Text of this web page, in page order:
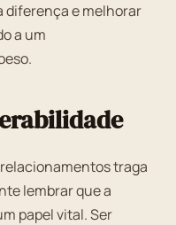
diferença e melhorar
a um
traga
lembrar que a
papel vital. Ser